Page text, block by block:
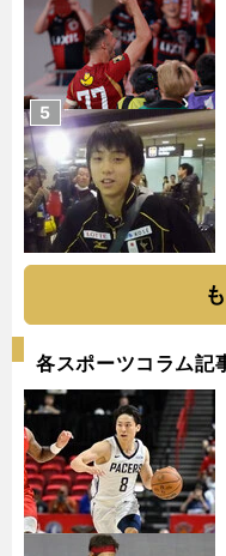
5
各スポーツコラム記